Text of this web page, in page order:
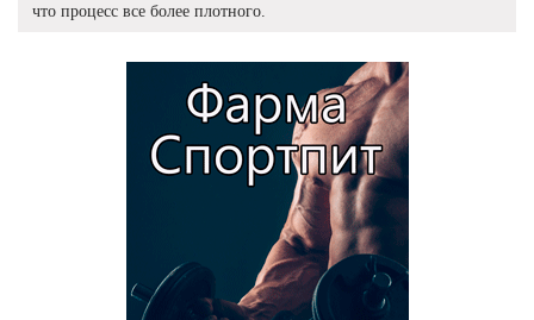
что процесс все более плотного.